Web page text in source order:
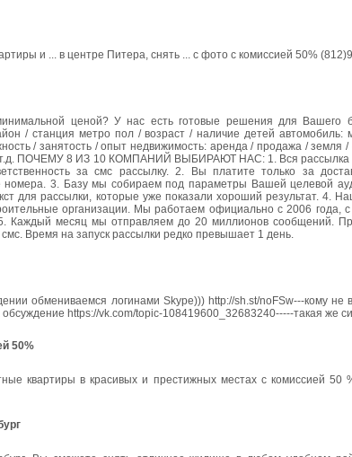
и ... в центре Питера, снять ... с фото с комиссией 50%
ценой? У нас есть готовые решения для
/ станция метро пол / возраст / наличие детей автомобиль:
/ занятость / опыт недвижимость: аренда / продажа / земля
т.д. ПОЧЕМУ 8 ИЗ 10 КОМПАНИЙ ВЫБИРАЮТ НАС: 1. Вся рассылка
за смс рассылку. 2. Вы платите только за
номера. 3. Базу мы собираем под параметры Вашей целевой
для рассылки, которые уже показали хороший результат. 4.
организации. Мы работаем официально с 2006 года, с
Каждый месяц мы отправляем до 20 миллионов сообщений.
Время на запуск рассылки редко превышает 1 день.
обмениваемся логинами Skype))) http://sh.st/noFSw---кому не
https://vk.com/topic-108419600_32683240-----такая же
50%
квартиры в красивых и престижных местах с комиссией 50